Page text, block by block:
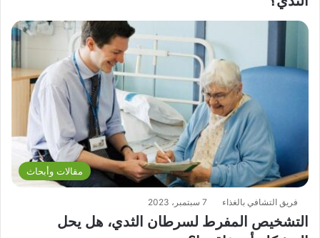
مقالات وأبحاث
فريق التشافي بالغذاء 7 سبتمبر، 2023
التشخيص المفرط لسرطان الثدي، هل يحل